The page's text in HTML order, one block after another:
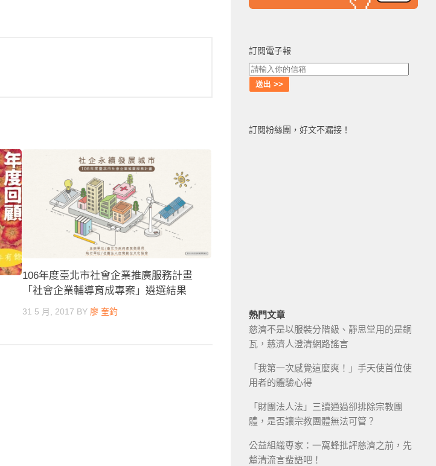
106年度臺北市社會企業推廣服務計畫
「社會企業輔導育成專案」遴選結果
31 5 月, 2017 BY 廖 奎鈞
訂閱電子報
訂閱粉絲團，好文不漏接！
熱門文章
慈濟不是以服裝分階級、靜思堂用的是銅
瓦，慈濟人澄清網路謠言
「我第一次感覺這麼爽！」手天使首位使
用者的體驗心得
「財團法人法」三讀通過卻排除宗教團
體，是否讓宗教團體無法可管？
公益組織專家：一窩蜂批評慈濟之前，先
釐清流言蜚語吧！